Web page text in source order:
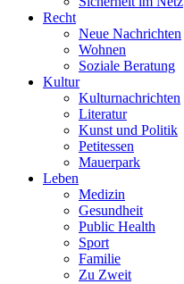
Recht
Neue Nachrichten
Wohnen
Soziale Beratung
Kultur
Kulturnachrichten
Literatur
Kunst und Politik
Petitessen
Mauerpark
Leben
Medizin
Gesundheit
Public Health
Sport
Familie
Zu Zweit